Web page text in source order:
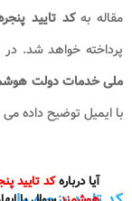
مقاله بهکد تایید
پرداخته خواهد شد. در
ملی خدمات دولت
با ایمیل توضیح داده
آیا دربارهکد تایید